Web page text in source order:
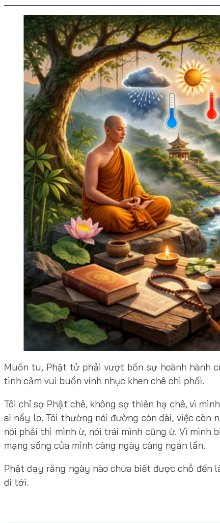
Muốn tu, Phật tử phải vượt bốn sự hoành hành
tình cảm vui buồn vinh nhục khen chê chi phối.
Tôi chỉ sợ Phật chê, không sợ thiên hạ chê, vì
ai nấy lo. Tôi thường nói đường còn dài, việc còn
nói phải thì mình ừ, nói trái mình cũng ừ. Vì mình
mạng sống của mình càng ngày càng ngắn lần.
Phật dạy rằng ngày nào chưa biết được chỗ đến
đi tới.